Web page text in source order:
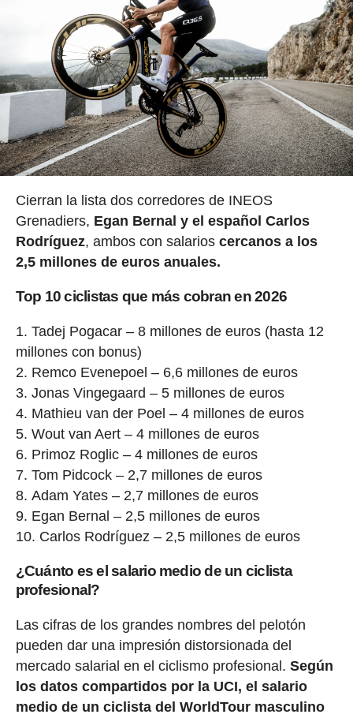
Cierran la lista dos corredores de INEOS
Grenadiers, Egan Bernal y el español Carlos
Rodríguez, ambos con salarios cercanos a los
2,5 millones de euros anuales.
Top 10 ciclistas que más cobran en 2026
Tadej Pogacar – 8 millones de euros (hasta 12
millones con bonus)
Remco Evenepoel – 6,6 millones de euros
Jonas Vingegaard – 5 millones de euros
Mathieu van der Poel – 4 millones de euros
Wout van Aert – 4 millones de euros
Primoz Roglic – 4 millones de euros
Tom Pidcock – 2,7 millones de euros
Adam Yates – 2,7 millones de euros
Egan Bernal – 2,5 millones de euros
Carlos Rodríguez – 2,5 millones de euros
¿Cuánto es el salario medio de un ciclista
profesional?
Las cifras de los grandes nombres del pelotón
pueden dar una impresión distorsionada del
mercado salarial en el ciclismo profesional. Según
los datos compartidos por la UCI, el salario
medio de un ciclista del WorldTour masculino